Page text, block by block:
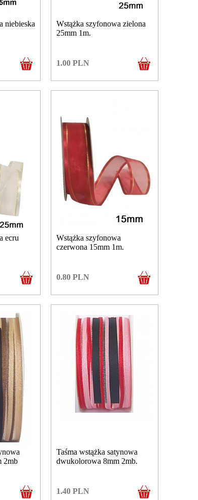
niebieska
Wstążka szyfonowa zielona
25mm 1m.
1.00 PLN
ecru
Wstążka szyfonowa
czerwona 15mm 1m.
0.80 PLN
2mb
Taśma wstążka satynowa
dwukolorowa 8mm 2mb.
1.40 PLN